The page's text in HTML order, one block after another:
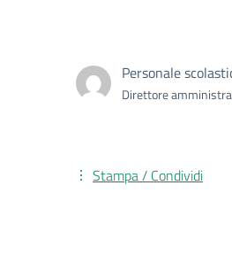
Personale
Direttore
Stampa / Condividi